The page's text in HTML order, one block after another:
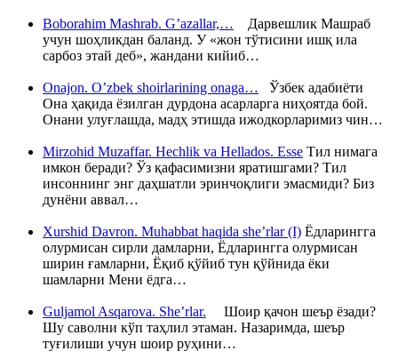
Boborahim Mashrab. G’azallar,… Дарвешлик Машраб
учун шоҳликдан баланд. У «жон тўтисини ишқ ила
сарбоз этай деб», жандани кийиб…
Onajon. O’zbek shoirlarining onaga… Ўзбек адабиёти
Она ҳақида ёзилган дурдона асарларга ниҳоятда бой.
Онани улуғлашда, мадҳ этишда ижодкорларимиз чин…
Mirzohid Muzaffar. Hechlik va Hellados. Esse Тил нимага
имкон беради? Ўз қафасимизни яратишгами? Тил
инсоннинг энг даҳшатли эринчоқлиги эмасмиди? Биз
дунёни аввал…
Xurshid Davron. Muhabbat haqida she’rlar (I) Ёдларингга
олурмисан сирли дамларни, Ёдларингга олурмисан
ширин ғамларни, Ёқиб қўйиб тун қўйнида ёки
шамларни Мени ёдга…
Guljamol Asqarova. She’rlar. Шоир қачон шеър ёзади?
Шу саволни кўп таҳлил этаман. Назаримда, шеър
туғилиши учун шоир руҳини…